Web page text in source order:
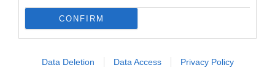
CONFIRM
Data Deletion Data Access Privacy Policy